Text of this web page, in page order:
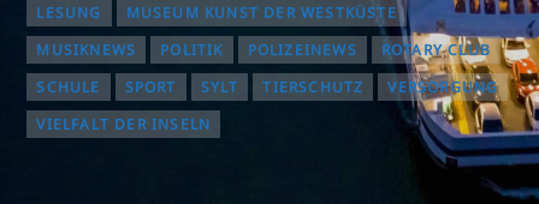
LESUNG
MUSEUM KUNST DER WESTKÜSTE
MUSIKNEWS
POLITIK POLIZEINEWS
ROTARY CLUB
SCHULE
SPORT SYLT TIERSCHUTZ
VERSORGUNG
VIELFALT DER INSELN